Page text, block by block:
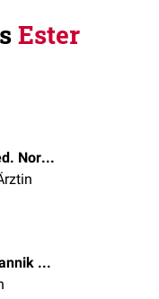
Ester
Dr. med. Norbert Ostendorf
Dr. med. Jannik Winter